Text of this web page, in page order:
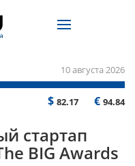
10 августа 2026
$ 82.17 € 94.84
стартап
BIG Awards